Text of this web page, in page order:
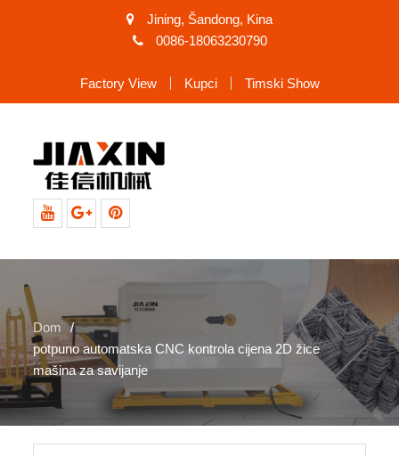
Jining, Šandong, Kina
0086-18063230790
Factory View Kupci Timski Show
Dom
potpuno automatska CNC kontrola cijena 2D žice
mašina za savijanje